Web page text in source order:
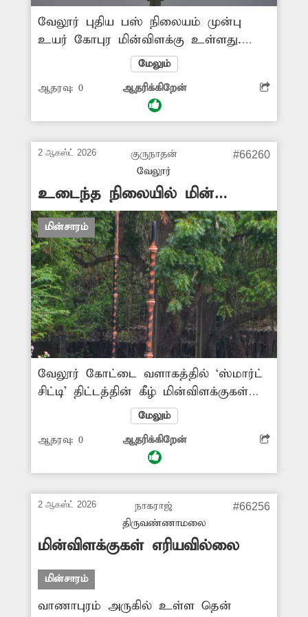
வேலூர் புதிய பஸ் நிலையம் முன்பு
உயர் கோபுர மின்விளக்கு உள்ளது.
அவற்றில் ஒரு சில மின் விளக்குகள்
எரியாமல் இருக்கிறது. இதனால் அங்கு
போதிய வெளிச்சம் இல்லாமல் இருள்
சூழ்ந்து உள்ளது. எனவே சம்பந்தப்பட்ட
நடவடிக்கை எடுக்க வேண்டும்.
-ஜெயபிரகாஷ், வேலூர்.
மேலும்
ஆதரவு: 0 ஆதரிக்கிறேன்
2 ஆகஸ்ட் 2026
குருநாதன்
வேலூர்
#66260
உடைந்த நிலையில் மின்
விளக்குகள்
மின்சாரம்
வேலூர் கோட்டை வளாகத்தில் ‘ஸ்மார்ட்
சிட்டி’ திட்டத்தின் கீழ் மின்விளக்குகள்
பொருத்தப்பட்டுள்ளன. அவற்றில் ஒரு
சில மின்விளக்குகள் உடைந்த நிலையில்
உள்ளன. இதுகுறித்து சம்பந்தப்பட்ட
அதிகாரிகள் நடவடிக்கை எடுக்க
மேலும்
ஆதரவு: 0 ஆதரிக்கிறேன்
2 ஆகஸ்ட் 2026
நாகராஜ்
திருவண்ணாமலை
#66256
மின்விளக்குகள் எரியவில்லை
மின்சாரம்
வாணாபுரம் அருகில் உள்ள தென்